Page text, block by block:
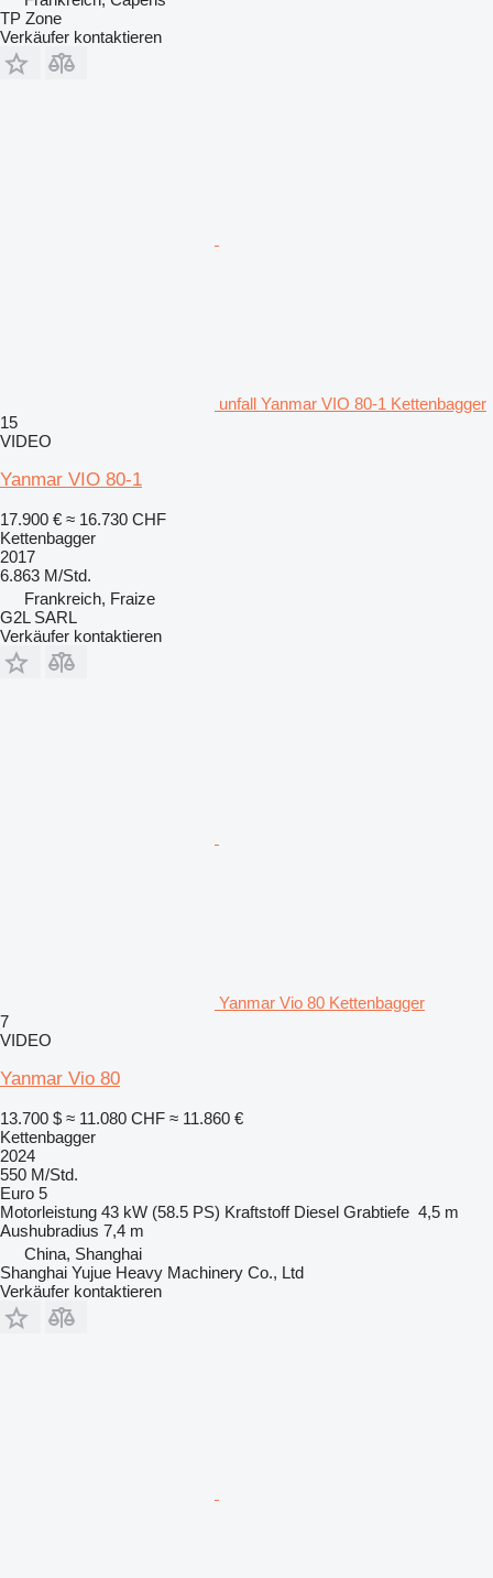
TP Zone
Verkäufer kontaktieren
unfall Yanmar VIO 80-1 Kettenbagger
15
VIDEO
Yanmar VIO 80-1
17.900 € ≈ 16.730 CHF
Kettenbagger
2017
6.863 M/Std.
Frankreich, Fraize
G2L SARL
Verkäufer kontaktieren
Yanmar Vio 80 Kettenbagger
7
VIDEO
Yanmar Vio 80
13.700 $ ≈ 11.080 CHF ≈ 11.860 €
Kettenbagger
2024
550 M/Std.
Euro 5
Motorleistung 43 kW (58.5 PS) Kraftstoff Diesel Grabtiefe 4,5 m
Aushubradius 7,4 m
China, Shanghai
Shanghai Yujue Heavy Machinery Co., Ltd
Verkäufer kontaktieren